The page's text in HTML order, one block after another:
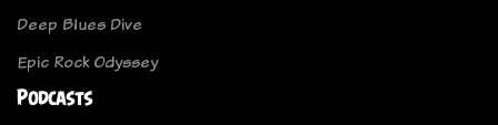
Deep Blues Dive
Epic Rock Odyssey
Podcasts